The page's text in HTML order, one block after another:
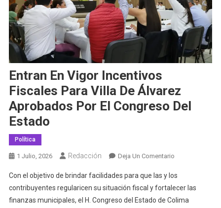
Entran En Vigor Incentivos
Fiscales Para Villa De Álvarez
Aprobados Por El Congreso Del
Estado
Política
1 Julio, 2026 Redacción Deja Un ComentarioEn
En
Vigor
Incentivos
Con el objetivo de brindar facilidades para que las y los
contribuyentes regularicen su situación fiscal y fortalecer las
finanzas municipales, el H. Congreso del Estado de Colima